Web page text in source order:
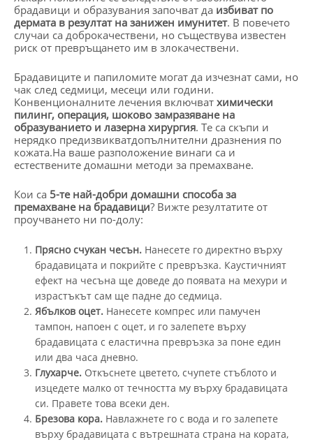
брадавици и образувания започват да избиват по
дермата в резултат на занижен имунитет. В повечето
случаи са доброкачествени, но съществува известен
риск от превръщането им в злокачествени.
Брадавиците и папиломите могат да изчезнат сами, но
чак след седмици, месеци или години.
Конвенционалните лечения включват химически
пилинг, операция, шоково замразяване на
образуванието и лазерна хирургия. Те са скъпи и
нерядко предизвикватдопълнителни дразнения по
кожата.На ваше разположение винаги са и
естествените домашни методи за премахване.
Кои са 5-те най-добри домашни способа за
премахване на брадавици? Вижте резултатите от
проучването ни по-долу:
Прясно счукан чесън. Нанесете го директно върху
брадавицата и покрийте с превръзка. Каустичният
ефект на чесъна ще доведе до появата на мехури и
израстъкът сам ще падне до седмица.
Ябълков оцет. Нанесете компрес или памучен
тампон, напоен с оцет, и го залепете върху
брадавицата с еластична превръзка за поне един
или два часа дневно.
Глухарче. Откъснете цветето, счупете стъблото и
изцедете малко от течността му върху брадавицата
си. Правете това всеки ден.
Брезова кора. Навлажнете го с вода и го залепете
върху брадавицата с вътрешната страна на кората,